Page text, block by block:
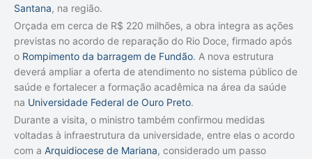
Santana, na região.
Orçada em cerca de R$ 220 milhões, a obra integra as ações
previstas no acordo de reparação do Rio Doce, firmado após
o Rompimento da barragem de Fundão. A nova estrutura
deverá ampliar a oferta de atendimento no sistema público de
saúde e fortalecer a formação acadêmica na área da saúde
na Universidade Federal de Ouro Preto.
Durante a visita, o ministro também confirmou medidas
voltadas à infraestrutura da universidade, entre elas o acordo
com a Arquidiocese de Mariana, considerado um passo